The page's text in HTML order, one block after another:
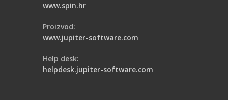
www.spin.hr
Proizvod:
www.jupiter-software.com
Help desk:
helpdesk.jupiter-software.com